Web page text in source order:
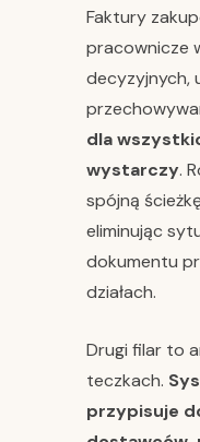
Faktury
pracownicze
decyzyjnych,
dla
wystarczy.
spójną
eliminując
dokumentu
działach.
Drugi filar to
teczkach.
przypisuje